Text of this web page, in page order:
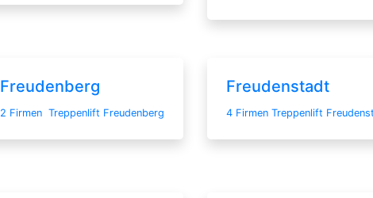
Freudenberg
2 Firmen Treppenlift Freudenberg
Freudenstadt
4 Firmen Treppenlift